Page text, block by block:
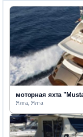
моторная яхта
Ялта, Ялта